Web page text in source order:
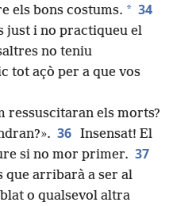
els bons costums. * 34
just i no practiqueu el
no teniu
tot açò per a que vos
ressuscitaran els morts?
36 Insensat! El
si no mor primer. 37
que arribarà a ser al
o qualsevol altra